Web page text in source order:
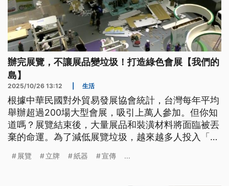
辦完展覽，不讓展品變垃圾！打造綠色會展【我們的
島】
2025/10/26 13:12 生活
根據中華民國對外貿易發展協會統計，台灣每年平均
舉辦超過200場大型會展，吸引上萬人參加。但你知
道嗎？展覽結束後，大量展品和裝潢材料將面臨被丟
棄的命運。為了減低展覽垃圾，越來越多人投入「綠
展覽 立牌 紙器 宣傳 ...